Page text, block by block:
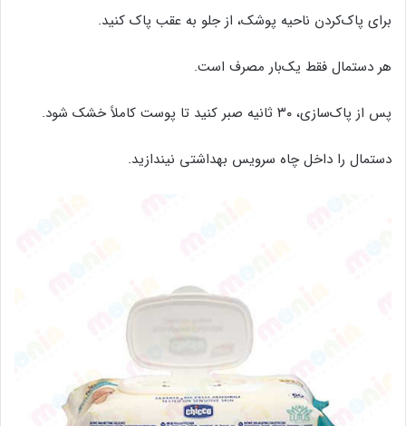
برای پاک‌کردن ناحیه پوشک، از جلو به عقب پاک کنید.
هر دستمال فقط یک‌بار مصرف است.
پس از پاک‌سازی، ۳۰ ثانیه صبر کنید تا پوست کاملاً خشک شود.
دستمال را داخل چاه سرویس بهداشتی نیندازید.